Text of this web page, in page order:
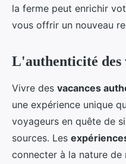
la ferme peut enrichir
vous offrir un nouveau
L'authenticité des
Vivre des vacances
une expérience unique
voyageurs en quête de
sources. Les
connecter à la nature